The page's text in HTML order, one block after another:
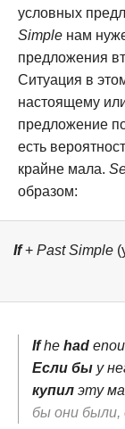
условных
Simple нам
предложения
Ситуация в
настоящему
предложение
есть
крайне мала.
образом:
If+ Past Simple
Ifhe had
Если бы у
купил эту
бы они были,